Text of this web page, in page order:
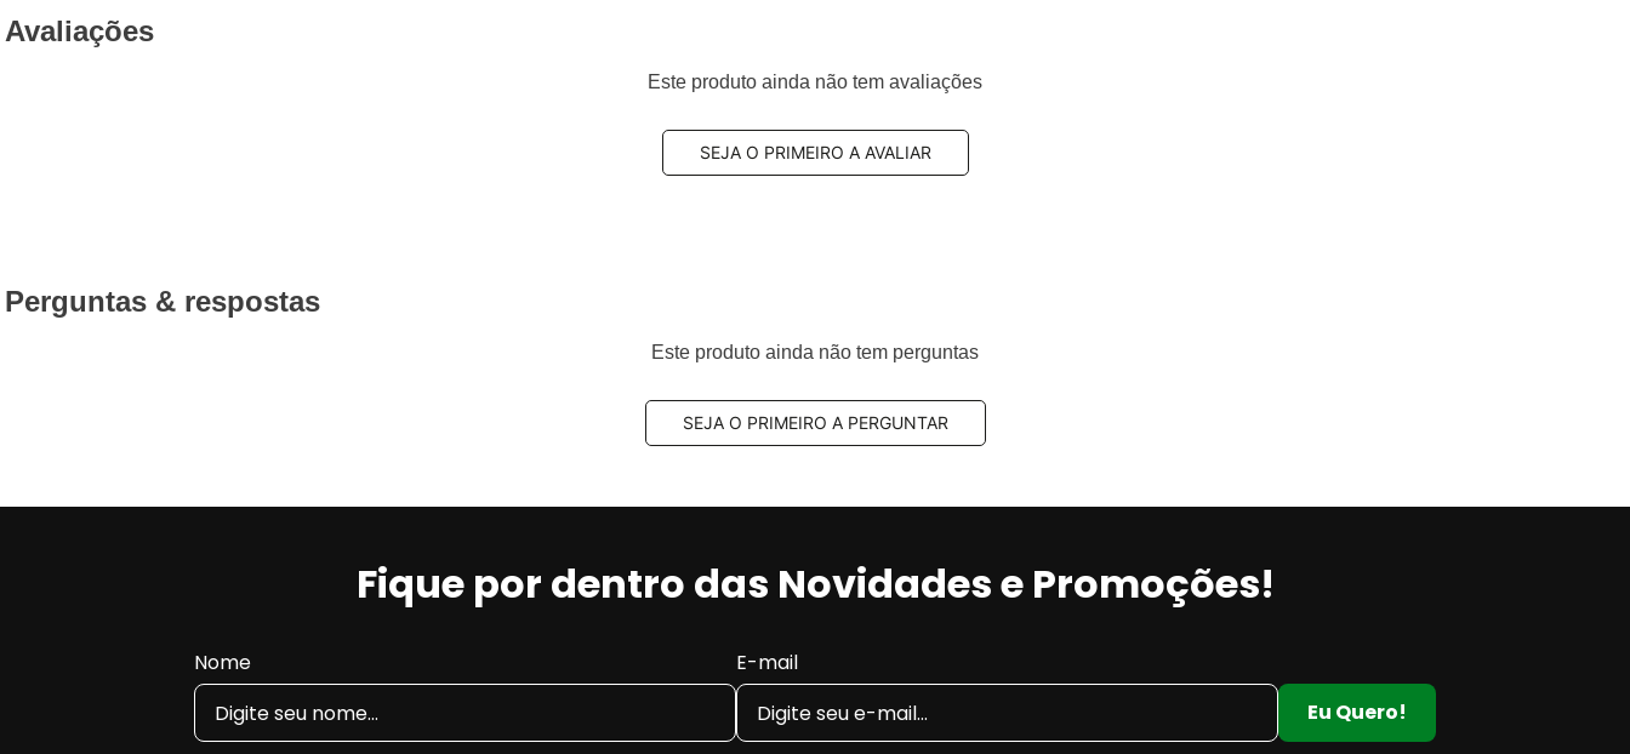
Avaliações
Este produto ainda não tem avaliações
SEJA O PRIMEIRO A AVALIAR
Perguntas & respostas
Este produto ainda não tem perguntas
SEJA O PRIMEIRO A PERGUNTAR
Fique por dentro das Novidades e Promoções!
Nome
E-mail
Eu Quero!